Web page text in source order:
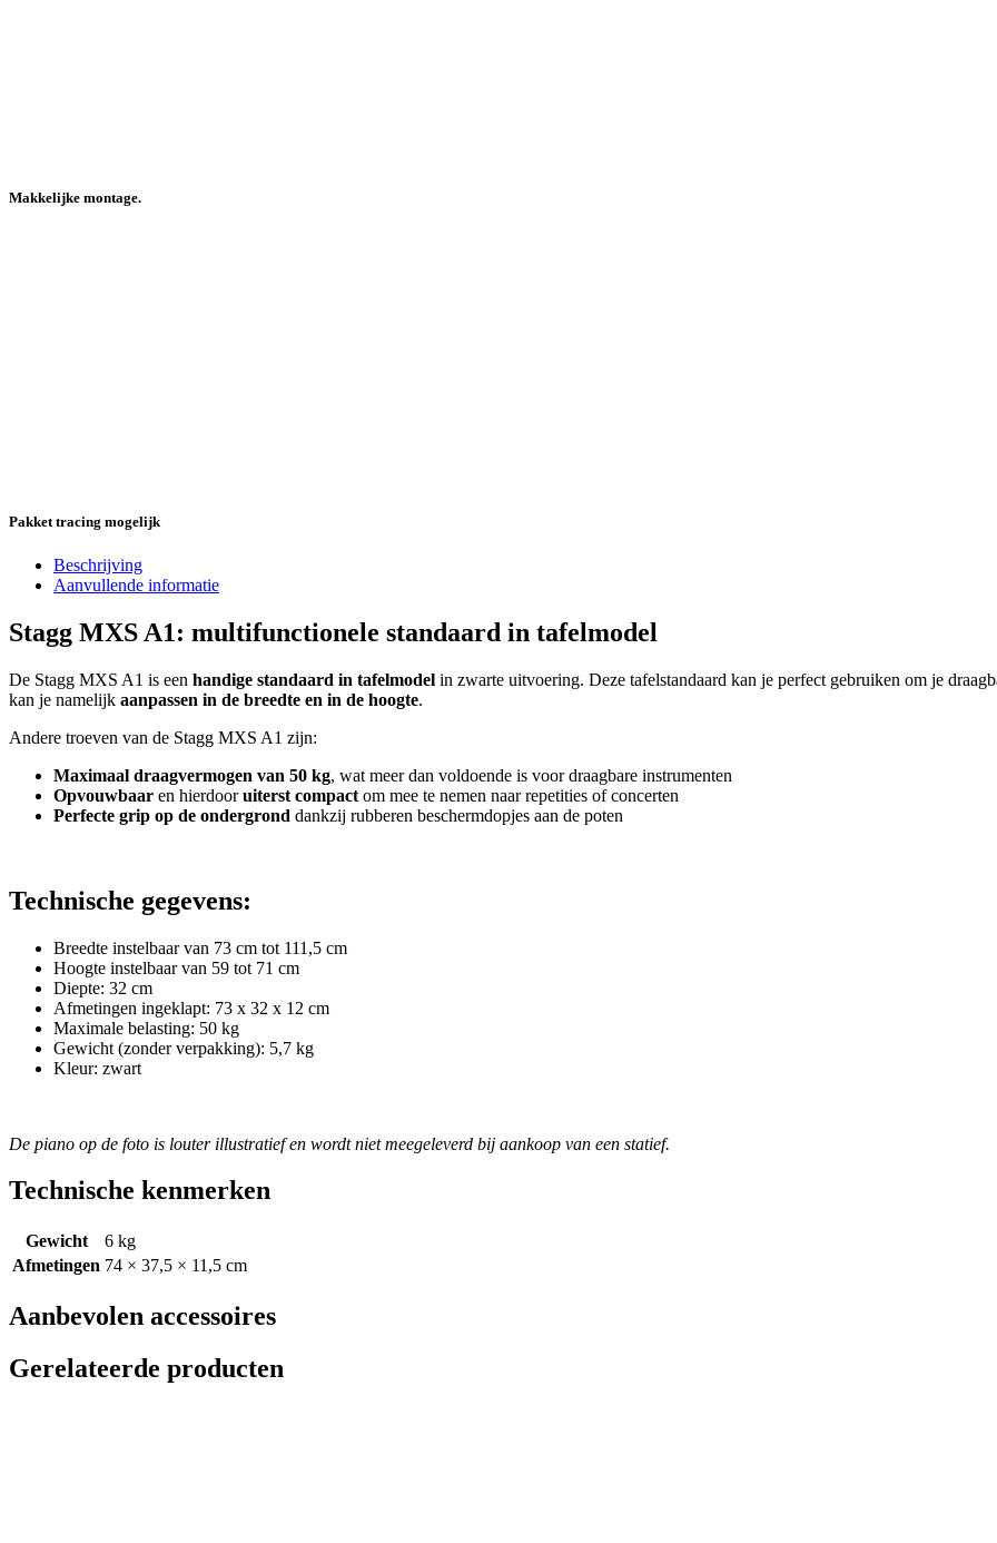
Makkelijke montage.
Pakket tracing mogelijk
Beschrijving
Aanvullende informatie
Stagg MXS A1: multifunctionele standaard in tafelmodel
De Stagg MXS A1 is een handige standaard in tafelmodel in zwarte uitvoering. Deze tafelstandaard kan je perfect gebruiken om je
kan je namelijk aanpassen in de breedte en in de hoogte.
Andere troeven van de Stagg MXS A1 zijn:
Maximaal draagvermogen van 50 kg, wat meer dan voldoende is voor draagbare instrumenten
Opvouwbaar en hierdooruiterst compact om mee te nemen naar repetities of concerten
Perfecte grip op de ondergrond dankzij rubberen beschermdopjes aan de poten
Technische gegevens:
Breedte instelbaar van 73 cm tot 111,5 cm
Hoogte instelbaar van 59 tot 71 cm
Diepte: 32 cm
Afmetingen ingeklapt: 73 x 32 x 12 cm
Maximale belasting: 50 kg
Gewicht (zonder verpakking): 5,7 kg
Kleur: zwart
De piano op de foto is louter illustratief en wordt niet meegeleverd bij aankoop van een statief.
Technische kenmerken
Gewicht
6 kg
Afmetingen 74 × 37,5 × 11,5 cm
Aanbevolen accessoires
Gerelateerde producten